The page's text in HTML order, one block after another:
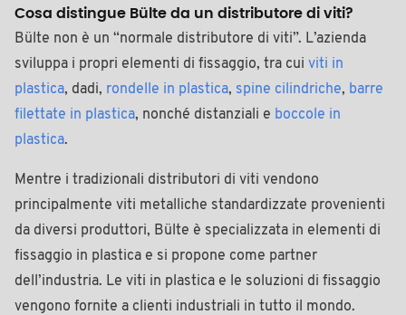
Cosa distingue Bülte da un distributore di viti?
Bülte non è un “normale distributore di viti”. L’azienda
sviluppa i propri elementi di fissaggio, tra cui viti in
plastica, dadi, rondelle in plastica, spine cilindriche, barre
filettate in plastica, nonché distanziali e boccole in
plastica.
Mentre i tradizionali distributori di viti vendono
principalmente viti metalliche standardizzate provenienti
da diversi produttori, Bülte è specializzata in elementi di
fissaggio in plastica e si propone come partner
dell’industria. Le viti in plastica e le soluzioni di fissaggio
vengono fornite a clienti industriali in tutto il mondo.